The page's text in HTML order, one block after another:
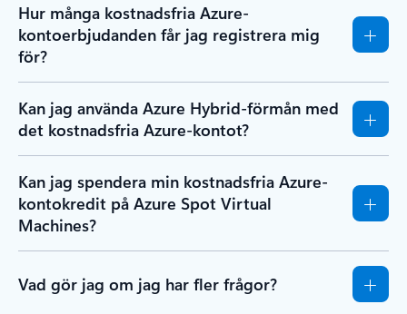
Hur många kostnadsfria Azure-
kontoerbjudanden får jag registrera mig
för?
Kan jag använda Azure Hybrid-förmån med
det kostnadsfria Azure-kontot?
Kan jag spendera min kostnadsfria Azure-
kontokredit på Azure Spot Virtual
Machines?
Vad gör jag om jag har fler frågor?